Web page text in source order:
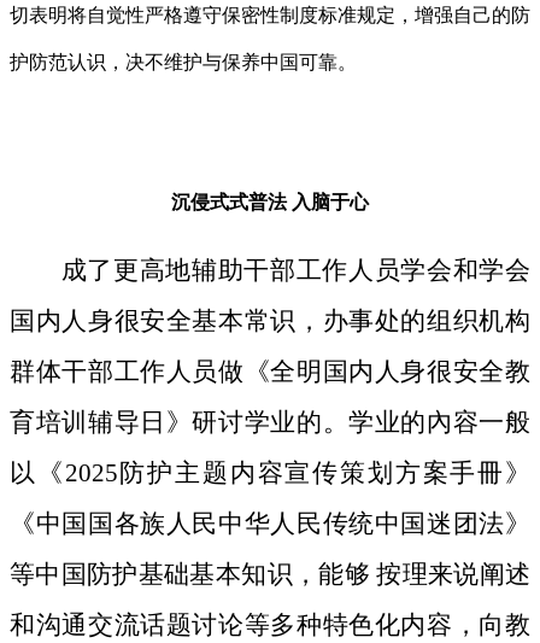
切表明将自觉性严格遵守保密性制度标准规定，增强自己的防
护防范认识，决不维护与保养中国可靠。
沉侵式式普法 入脑于心
成了更高地辅助干部工作人员学会和学会
国内人身很安全基本常识，办事处的组织机构
群体干部工作人员做《全明国内人身很安全教
育培训辅导日》研讨学业的。学业的內容一般
以《2025防护主题内容宣传策划方案手冊》
《中国国各族人民中华人民传统中国迷团法》
等中国防护基础基本知识，能够 按理来说阐述
和沟通交流话题讨论等多种特色化内容，向教